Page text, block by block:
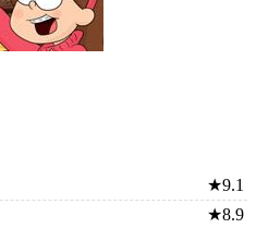
★9.1
★8.9